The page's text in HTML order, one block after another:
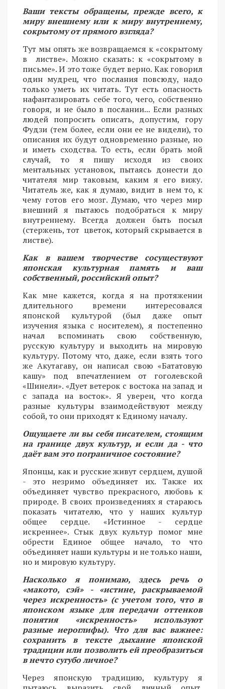
Ваши тексты обращены, прежде всего, к
миру внешнему или к миру внутреннему,
сокрытому от прямого взгляда?
Тут мы опять же возвращаемся к «сокрытому
в листве». Можно сказать: к «сокрытому в
письме». И это тоже будет верно. Как говорил
один мудрец, что послания повсюду, надо
только уметь их читать. Тут есть опасность
нафантазировать себе того, чего, собственно
говоря, и не было в послании... Если разных
людей попросить описать, допустим, гору
Фудзи (тем более, если они ее не видели), то
описания их будут одновременно разные, но
и иметь сходства. То есть, если брать мой
случай, то я пишу исходя из своих
ментальных установок, пытаясь донести до
читателя мир таковым, каким я его вижу.
Читатель же, как я думаю, видит в нем то, к
чему готов его мозг. Думаю, что через мир
внешний я пытаюсь подобраться к миру
внутреннему. Всегда должен быть посыл
(стержень, тот цветок, который скрывается в
листве).
Как в вашем творчестве сосуществуют
японская культурная память и ваш
собственный, российский опыт?
Как мне кажется, когда я на протяжении
длительного времени интересовался
японской культурой (был даже опыт
изучения языка с носителем), я постепенно
начал вспоминать свою собственную,
русскую культуру и выходить на мировую
культуру. Потому что, даже, если взять того
же Акутагаву, он написал свою «Бататовую
кашу» под впечатлением от гоголевской
«Шинели». «Дует ветерок с востока на запад и
с запада на восток». Я уверен, что когда
разные культуры взаимодействуют между
собой, то они приходят к Единому началу.
Ощущаете ли вы себя писателем, стоящим
на границе двух культур, и если да - что
даёт вам это пограничное состояние?
Японцы, как и русские живут сердцем, душой
- это незримо объединяет их. Также их
объединяет чувство прекрасного, любовь к
природе. В своих произведениях я стараюсь
показать читателю, что у наших культур
общее сердце. «Истинное - сердце
искреннее». Стык двух культур помог мне
обрести Единое общее начало, то что
объединяет наши культуры и не только наши,
но и мировую культуру.
Насколько я понимаю, здесь речь о
«макото, сэй» - «истине, раскрываемой
через искренность» (с учетом того, что в
японском языке для передачи оттенков
понятия «искренность» используют
разные иероглифы). Что для вас важнее:
сохранить в тексте дыхание японской
традиции или позволить ей преобразиться
в нечто сугубо личное?
Через японскую традицию, культуру я